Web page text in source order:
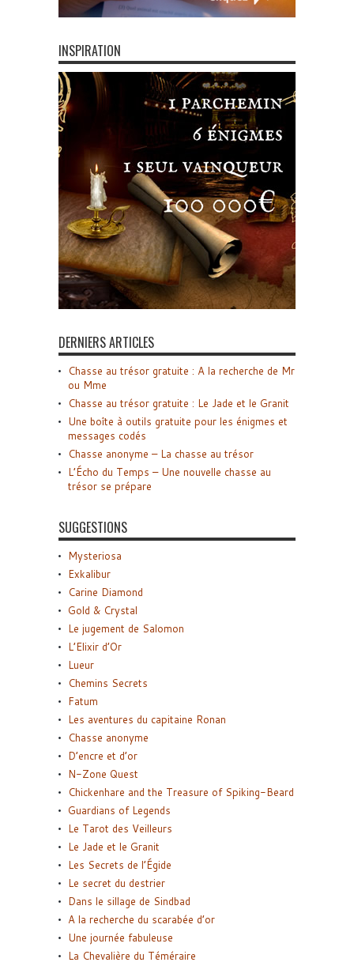
INSPIRATION
DERNIERS ARTICLES
Chasse au trésor gratuite : A la recherche de Mr
ou Mme
Chasse au trésor gratuite : Le Jade et le Granit
Une boîte à outils gratuite pour les énigmes et
messages codés
Chasse anonyme – La chasse au trésor
L’Écho du Temps – Une nouvelle chasse au
trésor se prépare
SUGGESTIONS
Mysteriosa
Exkalibur
Carine Diamond
Gold & Crystal
Le jugement de Salomon
L’Elixir d’Or
Lueur
Chemins Secrets
Fatum
Les aventures du capitaine Ronan
Chasse anonyme
D’encre et d’or
N-Zone Quest
Chickenhare and the Treasure of Spiking-Beard
Guardians of Legends
Le Tarot des Veilleurs
Le Jade et le Granit
Les Secrets de l’Égide
Le secret du destrier
Dans le sillage de Sindbad
A la recherche du scarabée d’or
Une journée fabuleuse
La Chevalière du Téméraire